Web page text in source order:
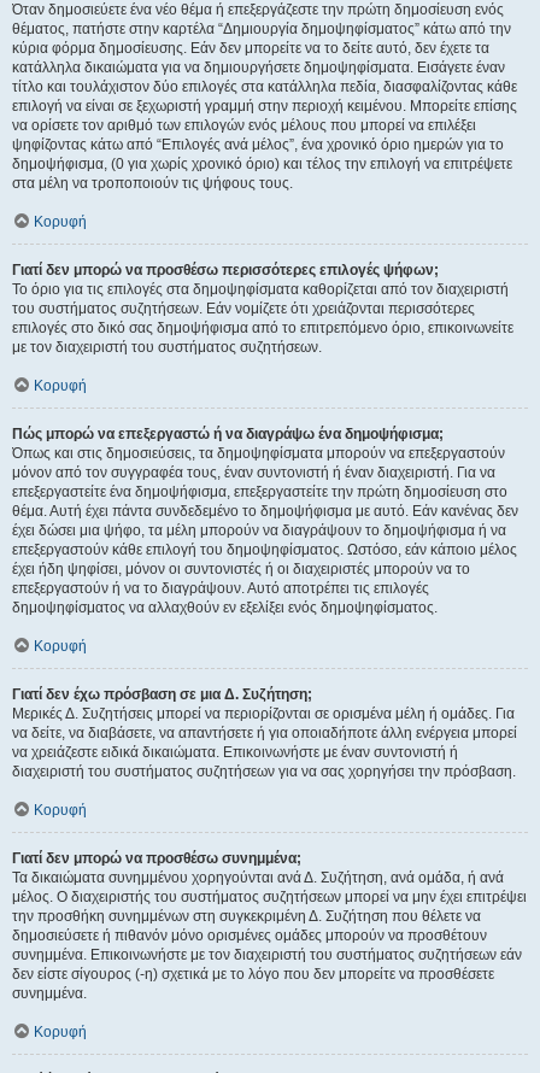
Όταν δημοσιεύετε ένα νέο θέμα ή επεξεργάζεστε την πρώτη δημοσίευση ενός
θέματος, πατήστε στην καρτέλα “Δημιουργία δημοψηφίσματος” κάτω από την
κύρια φόρμα δημοσίευσης. Εάν δεν μπορείτε να το δείτε αυτό, δεν έχετε τα
κατάλληλα δικαιώματα για να δημιουργήσετε δημοψηφίσματα. Εισάγετε έναν
τίτλο και τουλάχιστον δύο επιλογές στα κατάλληλα πεδία, διασφαλίζοντας κάθε
επιλογή να είναι σε ξεχωριστή γραμμή στην περιοχή κειμένου. Μπορείτε επίσης
να ορίσετε τον αριθμό των επιλογών ενός μέλους που μπορεί να επιλέξει
ψηφίζοντας κάτω από “Επιλογές ανά μέλος”, ένα χρονικό όριο ημερών για το
δημοψήφισμα, (0 για χωρίς χρονικό όριο) και τέλος την επιλογή να επιτρέψετε
στα μέλη να τροποποιούν τις ψήφους τους.
Κορυφή
Γιατί δεν μπορώ να προσθέσω περισσότερες επιλογές ψήφων;
Το όριο για τις επιλογές στα δημοψηφίσματα καθορίζεται από τον διαχειριστή
του συστήματος συζητήσεων. Εάν νομίζετε ότι χρειάζονται περισσότερες
επιλογές στο δικό σας δημοψήφισμα από το επιτρεπόμενο όριο, επικοινωνείτε
με τον διαχειριστή του συστήματος συζητήσεων.
Κορυφή
Πώς μπορώ να επεξεργαστώ ή να διαγράψω ένα δημοψήφισμα;
Όπως και στις δημοσιεύσεις, τα δημοψηφίσματα μπορούν να επεξεργαστούν
μόνον από τον συγγραφέα τους, έναν συντονιστή ή έναν διαχειριστή. Για να
επεξεργαστείτε ένα δημοψήφισμα, επεξεργαστείτε την πρώτη δημοσίευση στο
θέμα. Αυτή έχει πάντα συνδεδεμένο το δημοψήφισμα με αυτό. Εάν κανένας δεν
έχει δώσει μια ψήφο, τα μέλη μπορούν να διαγράψουν το δημοψήφισμα ή να
επεξεργαστούν κάθε επιλογή του δημοψηφίσματος. Ωστόσο, εάν κάποιο μέλος
έχει ήδη ψηφίσει, μόνον οι συντονιστές ή οι διαχειριστές μπορούν να το
επεξεργαστούν ή να το διαγράψουν. Αυτό αποτρέπει τις επιλογές
δημοψηφίσματος να αλλαχθούν εν εξελίξει ενός δημοψηφίσματος.
Κορυφή
Γιατί δεν έχω πρόσβαση σε μια Δ. Συζήτηση;
Μερικές Δ. Συζητήσεις μπορεί να περιορίζονται σε ορισμένα μέλη ή ομάδες. Για
να δείτε, να διαβάσετε, να απαντήσετε ή για οποιαδήποτε άλλη ενέργεια μπορεί
να χρειάζεστε ειδικά δικαιώματα. Επικοινωνήστε με έναν συντονιστή ή
διαχειριστή του συστήματος συζητήσεων για να σας χορηγήσει την πρόσβαση.
Κορυφή
Γιατί δεν μπορώ να προσθέσω συνημμένα;
Τα δικαιώματα συνημμένου χορηγούνται ανά Δ. Συζήτηση, ανά ομάδα, ή ανά
μέλος. Ο διαχειριστής του συστήματος συζητήσεων μπορεί να μην έχει επιτρέψει
την προσθήκη συνημμένων στη συγκεκριμένη Δ. Συζήτηση που θέλετε να
δημοσιεύσετε ή πιθανόν μόνο ορισμένες ομάδες μπορούν να προσθέτουν
συνημμένα. Επικοινωνήστε με τον διαχειριστή του συστήματος συζητήσεων εάν
δεν είστε σίγουρος (-η) σχετικά με το λόγο που δεν μπορείτε να προσθέσετε
συνημμένα.
Κορυφή